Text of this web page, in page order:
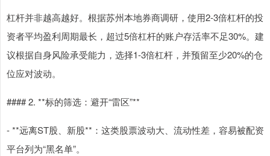
杠杆并非越高越好。根据苏州本地券商调研，使用2-3倍杠杆的投
资者平均盈利周期最长，超过5倍杠杆的账户存活率不足30%。建
议根据自身风险承受能力，选择1-3倍杠杆，并预留至少20%的仓
位应对波动。
#### 2. **标的筛选：避开“雷区”**
- **远离ST股、新股**：这类股票波动大、流动性差，容易被配资
平台列为“黑名单”。